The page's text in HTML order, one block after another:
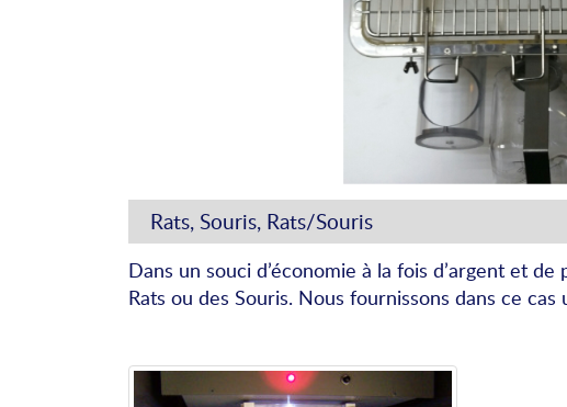
Rats, Souris, Rats/Souris
Dans un souci d’économie à la fois d’argent et
Rats ou des Souris. Nous fournissons dans ce